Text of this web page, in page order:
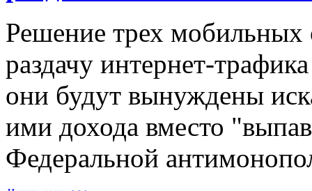
Решение трех мобильных
раздачу интернет-
они будут вынуждены
ими дохода вместо
Федеральной